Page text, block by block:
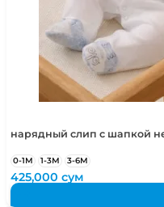
нарядный слип с шапкой
0-1М 1-3М 3-6М
425,000сум